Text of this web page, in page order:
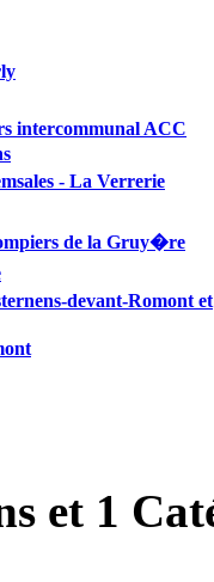
intercommunal ACC
- La Verrerie
de la Gruy�re
devant-Romont et
et 1